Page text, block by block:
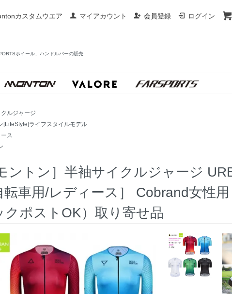
カスタムウエア マイアカウント 会員登録 ログイン
ホイール、ハンドルバーの販売
ルジャージ
[LifeStyle]ライフスタイルモデル
ス
ントン］半袖サイクルジャージ
転車用/レディース］ Cobrand女性用
クポストOK）取り寄せ品